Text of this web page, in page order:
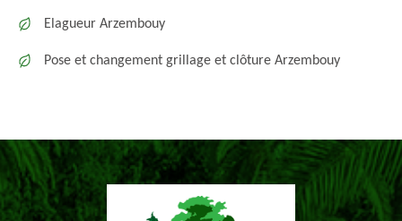
Elagueur Arzembouy
Pose et changement grillage et clôture Arzembouy